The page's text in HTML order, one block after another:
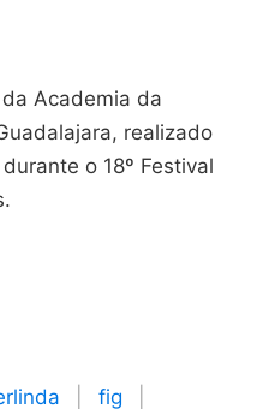
Academia da
realizado
o 18º Festival
fig